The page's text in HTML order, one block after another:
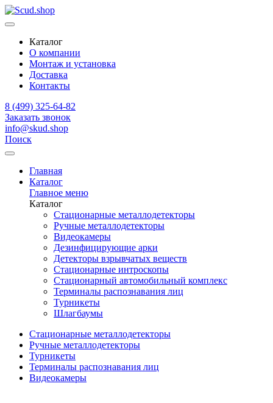
Каталог
О компании
Монтаж и установка
Доставка
Контакты
8 (499) 325-64-82
Заказать звонок
info@skud.shop
Поиск
Главная
Каталог
Главное меню
Каталог
Стационарные металлодетекторы
Ручные металлодетекторы
Видеокамеры
Дезинфицирующие арки
Детекторы взрывчатых веществ
Стационарные интроскопы
Стационарный автомобильный комплекс
Терминалы распознавания лиц
Турникеты
Шлагбаумы
Стационарные металлодетекторы
Ручные металлодетекторы
Турникеты
Терминалы распознавания лиц
Видеокамеры